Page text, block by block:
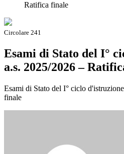
Ratifica finale
Circolare 241
Esami di Stato del I°
a.s. 2025/2026 –
Esami di Stato del I° ciclo
finale